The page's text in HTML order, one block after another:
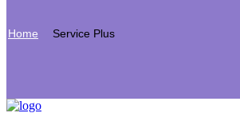
Home Service Plus